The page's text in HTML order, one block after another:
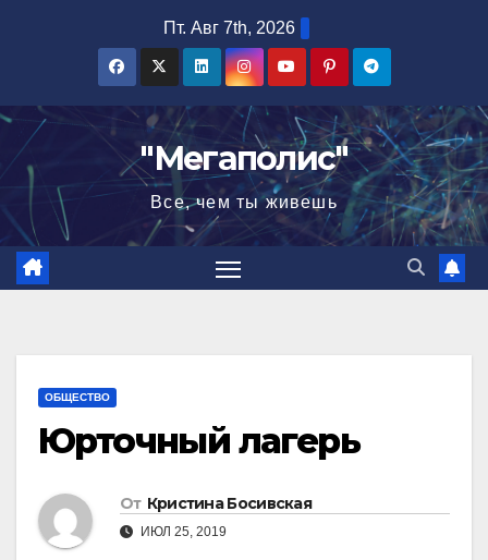
Пт. Авг 7th, 2026
"Мегаполис"
Все, чем ты живешь
ОБЩЕСТВО
Юрточный лагерь
От Кристина Босивская
ИЮЛ 25, 2019